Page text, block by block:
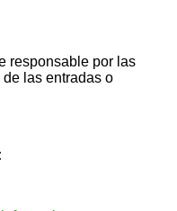
responsable por las
las entradas o